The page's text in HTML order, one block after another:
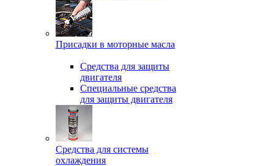
Присадки в моторные масла
Средства для защиты
двигателя
Специальныe средства
для защиты двигателя
Средства для системы
охлаждения